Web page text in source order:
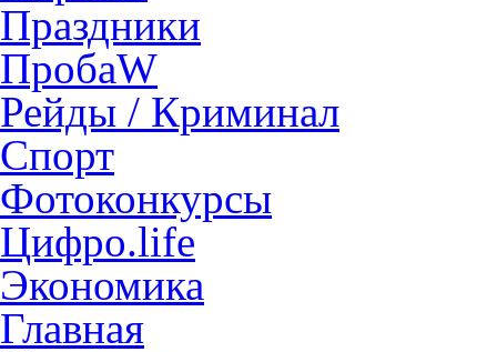
Праздники
ПробаW
Рейды / Криминал
Спорт
Фотоконкурсы
Цифро.life
Экономика
Главная